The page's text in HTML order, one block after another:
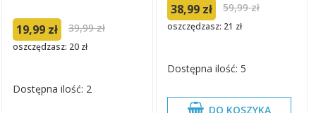
19,99 zł 39,99 zł
oszczędzasz: 20 zł
Dostępna ilość: 2
38,99 zł 59,99 zł
oszczędzasz: 21 zł
Dostępna ilość: 5
DO KOSZYKA